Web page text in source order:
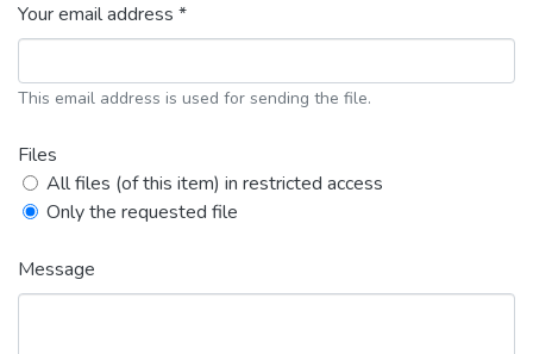
Your email address *
This email address is used for sending the file.
Files
All files (of this item) in restricted access
Only the requested file
Message